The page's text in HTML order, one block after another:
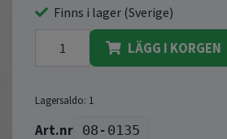
Finns i lager (Sverige)
LÄGG I KORGEN
Lagersaldo: 1
08-0135